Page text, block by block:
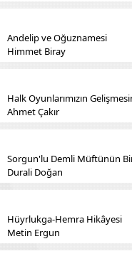
Andelip ve Oğuznamesi
Himmet Biray
Halk Oyunlarımızın
Ahmet Çakır
Sorgun'lu Demli Müftünün
Durali Doğan
Hüyrlukga-Hemra Hikâyesi
Metin Ergun